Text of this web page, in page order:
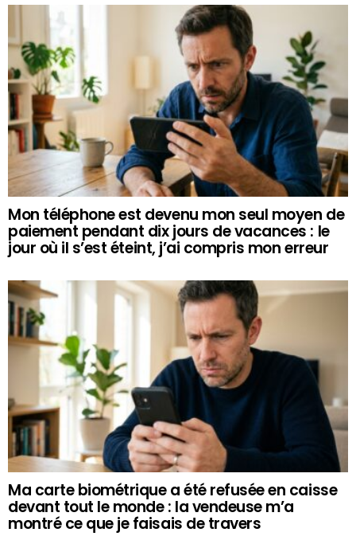
Mon téléphone est devenu mon seul moyen de
paiement pendant dix jours de vacances : le
jour où il s’est éteint, j’ai compris mon erreur
Ma carte biométrique a été refusée en caisse
devant tout le monde : la vendeuse m’a
montré ce que je faisais de travers